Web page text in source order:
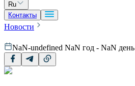
Ru
Контакты
Новости
NaN-undefined NaN год - NaN день